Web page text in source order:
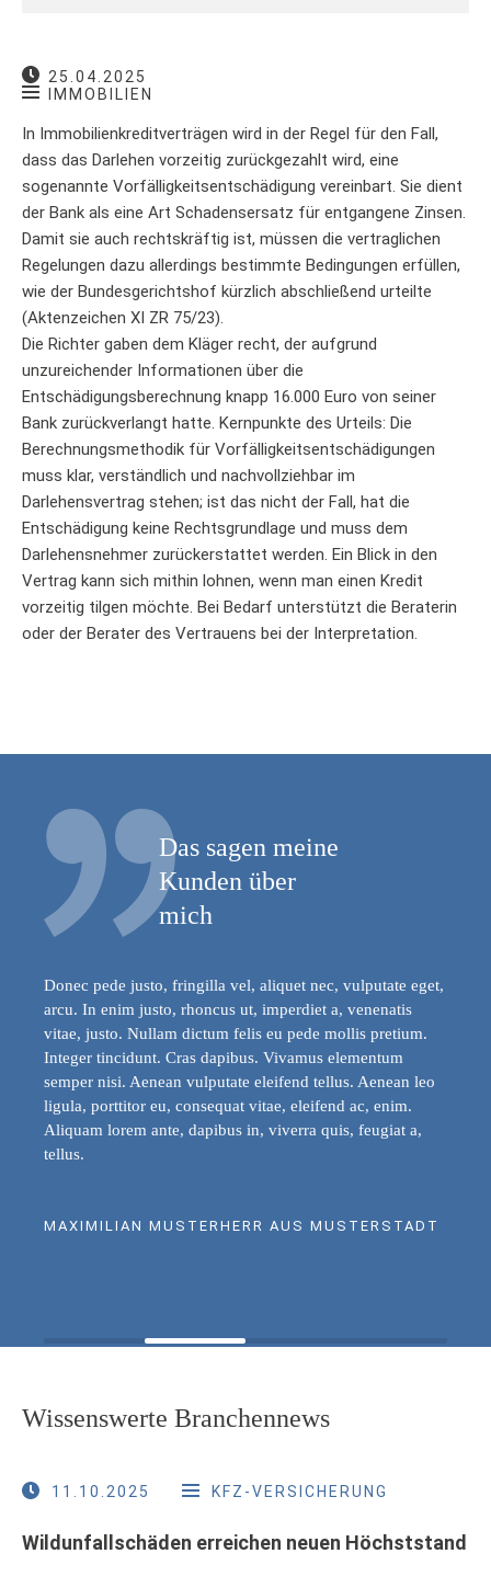
25.04.2025
IMMOBILIEN
In Immobilienkreditverträgen wird in der Regel für den Fall,
dass das Darlehen vorzeitig zurückgezahlt wird, eine
sogenannte Vorfälligkeitsentschädigung vereinbart. Sie dient
der Bank als eine Art Schadensersatz für entgangene Zinsen.
Damit sie auch rechtskräftig ist, müssen die vertraglichen
Regelungen dazu allerdings bestimmte Bedingungen erfüllen,
wie der Bundesgerichtshof kürzlich abschließend urteilte
(Aktenzeichen XI ZR 75/23).
Die Richter gaben dem Kläger recht, der aufgrund
unzureichender Informationen über die
Entschädigungsberechnung knapp 16.000 Euro von seiner
Bank zurückverlangt hatte. Kernpunkte des Urteils: Die
Berechnungsmethodik für Vorfälligkeitsentschädigungen
muss klar, verständlich und nachvollziehbar im
Darlehensvertrag stehen; ist das nicht der Fall, hat die
Entschädigung keine Rechtsgrundlage und muss dem
Darlehensnehmer zurückerstattet werden. Ein Blick in den
Vertrag kann sich mithin lohnen, wenn man einen Kredit
vorzeitig tilgen möchte. Bei Bedarf unterstützt die Beraterin
oder der Berater des Vertrauens bei der Interpretation.
Das sagen meine
Kunden über
mich
Donec pede justo, fringilla vel, aliquet nec, vulputate eget,
arcu. In enim justo, rhoncus ut, imperdiet a, venenatis
vitae, justo. Nullam dictum felis eu pede mollis pretium.
Integer tincidunt. Cras dapibus. Vivamus elementum
semper nisi. Aenean vulputate eleifend tellus. Aenean leo
ligula, porttitor eu, consequat vitae, eleifend ac, enim.
Aliquam lorem ante, dapibus in, viverra quis, feugiat a,
tellus.
MAXIMILIAN MUSTERHERR AUS MUSTERSTADT
Wissenswerte Branchennews
11.10.2025 KFZ-VERSICHERUNG
Wildunfallschäden erreichen neuen Höchststand